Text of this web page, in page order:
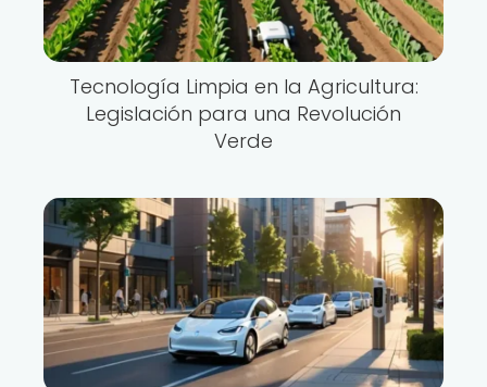
Tecnología Limpia en la Agricultura:
Legislación para una Revolución
Verde